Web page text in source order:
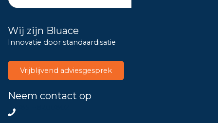
Wij zijn Bluace
Innovatie door standaardisatie
Vrijblijvend adviesgesprek
Neem contact op